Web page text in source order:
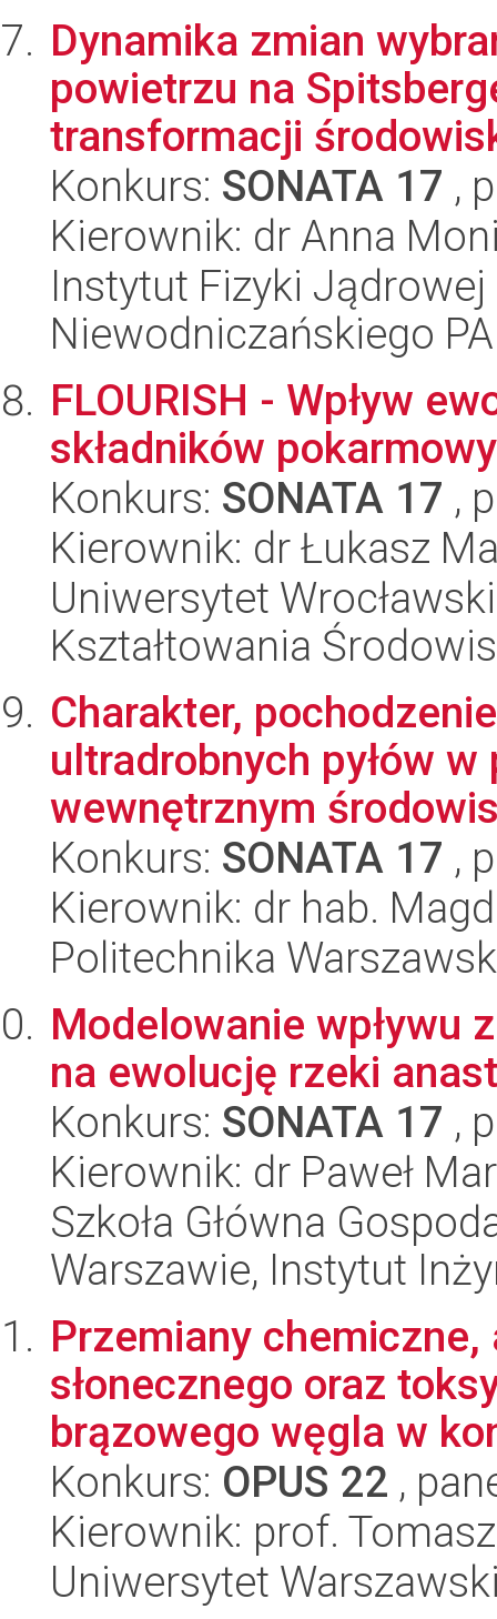
Dynamika zmian
powietrzu na
transformacji
Konkurs: SONATA 17 ,
Kierownik: dr Anna
Instytut Fizyki
Niewodniczańskiego
FLOURISH - Wpływ
składników
Konkurs: SONATA 17 ,
Kierownik: dr Łukasz
Uniwersytet
Kształtowania
Charakter,
ultradrobnych pyłów
wewnętrznym
Konkurs: SONATA 17 ,
Kierownik: dr hab.
Politechnika
Modelowanie wpływu
na ewolucję rzeki
Konkurs: SONATA 17 ,
Kierownik: dr Paweł
Szkoła Główna
Warszawie, Instytut
Przemiany
słonecznego oraz
brązowego węgla w
Konkurs: OPUS 22 ,
Kierownik: prof.
Uniwersytet